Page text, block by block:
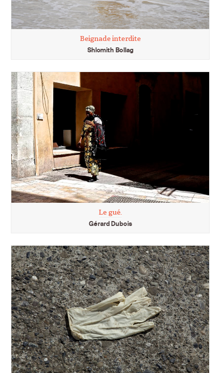
Beignade interdite
Shlomith Bollag
Le gué.
Gérard Dubois